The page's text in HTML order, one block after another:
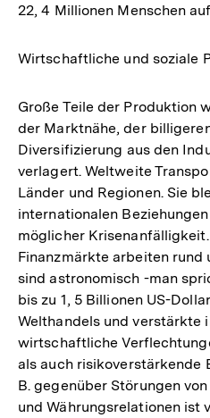
22, 4 Millionen Menschen
Wirtschaftliche und soziale
Große Teile der Produktion
der Marktnähe, der
Diversifizierung aus den
verlagert. Weltweite
Länder und Regionen. Sie
internationalen
möglicher
Finanzmärkte arbeiten rund
sind astronomisch -man
bis zu 1, 5 Billionen US-
Welthandels und verstärkte
wirtschaftliche
als auch risikoverstärkende
B. gegenüber Störungen
und Währungsrelationen ist